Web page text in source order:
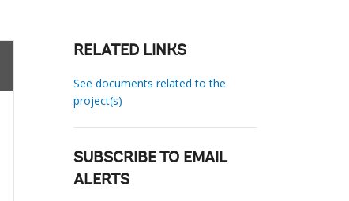
RELATED LINKS
See documents related to the
project(s)
SUBSCRIBE TO EMAIL
ALERTS